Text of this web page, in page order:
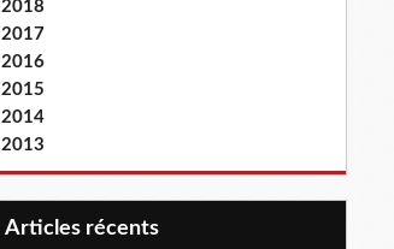
2018
2017
2016
2015
2014
2013
articles récents